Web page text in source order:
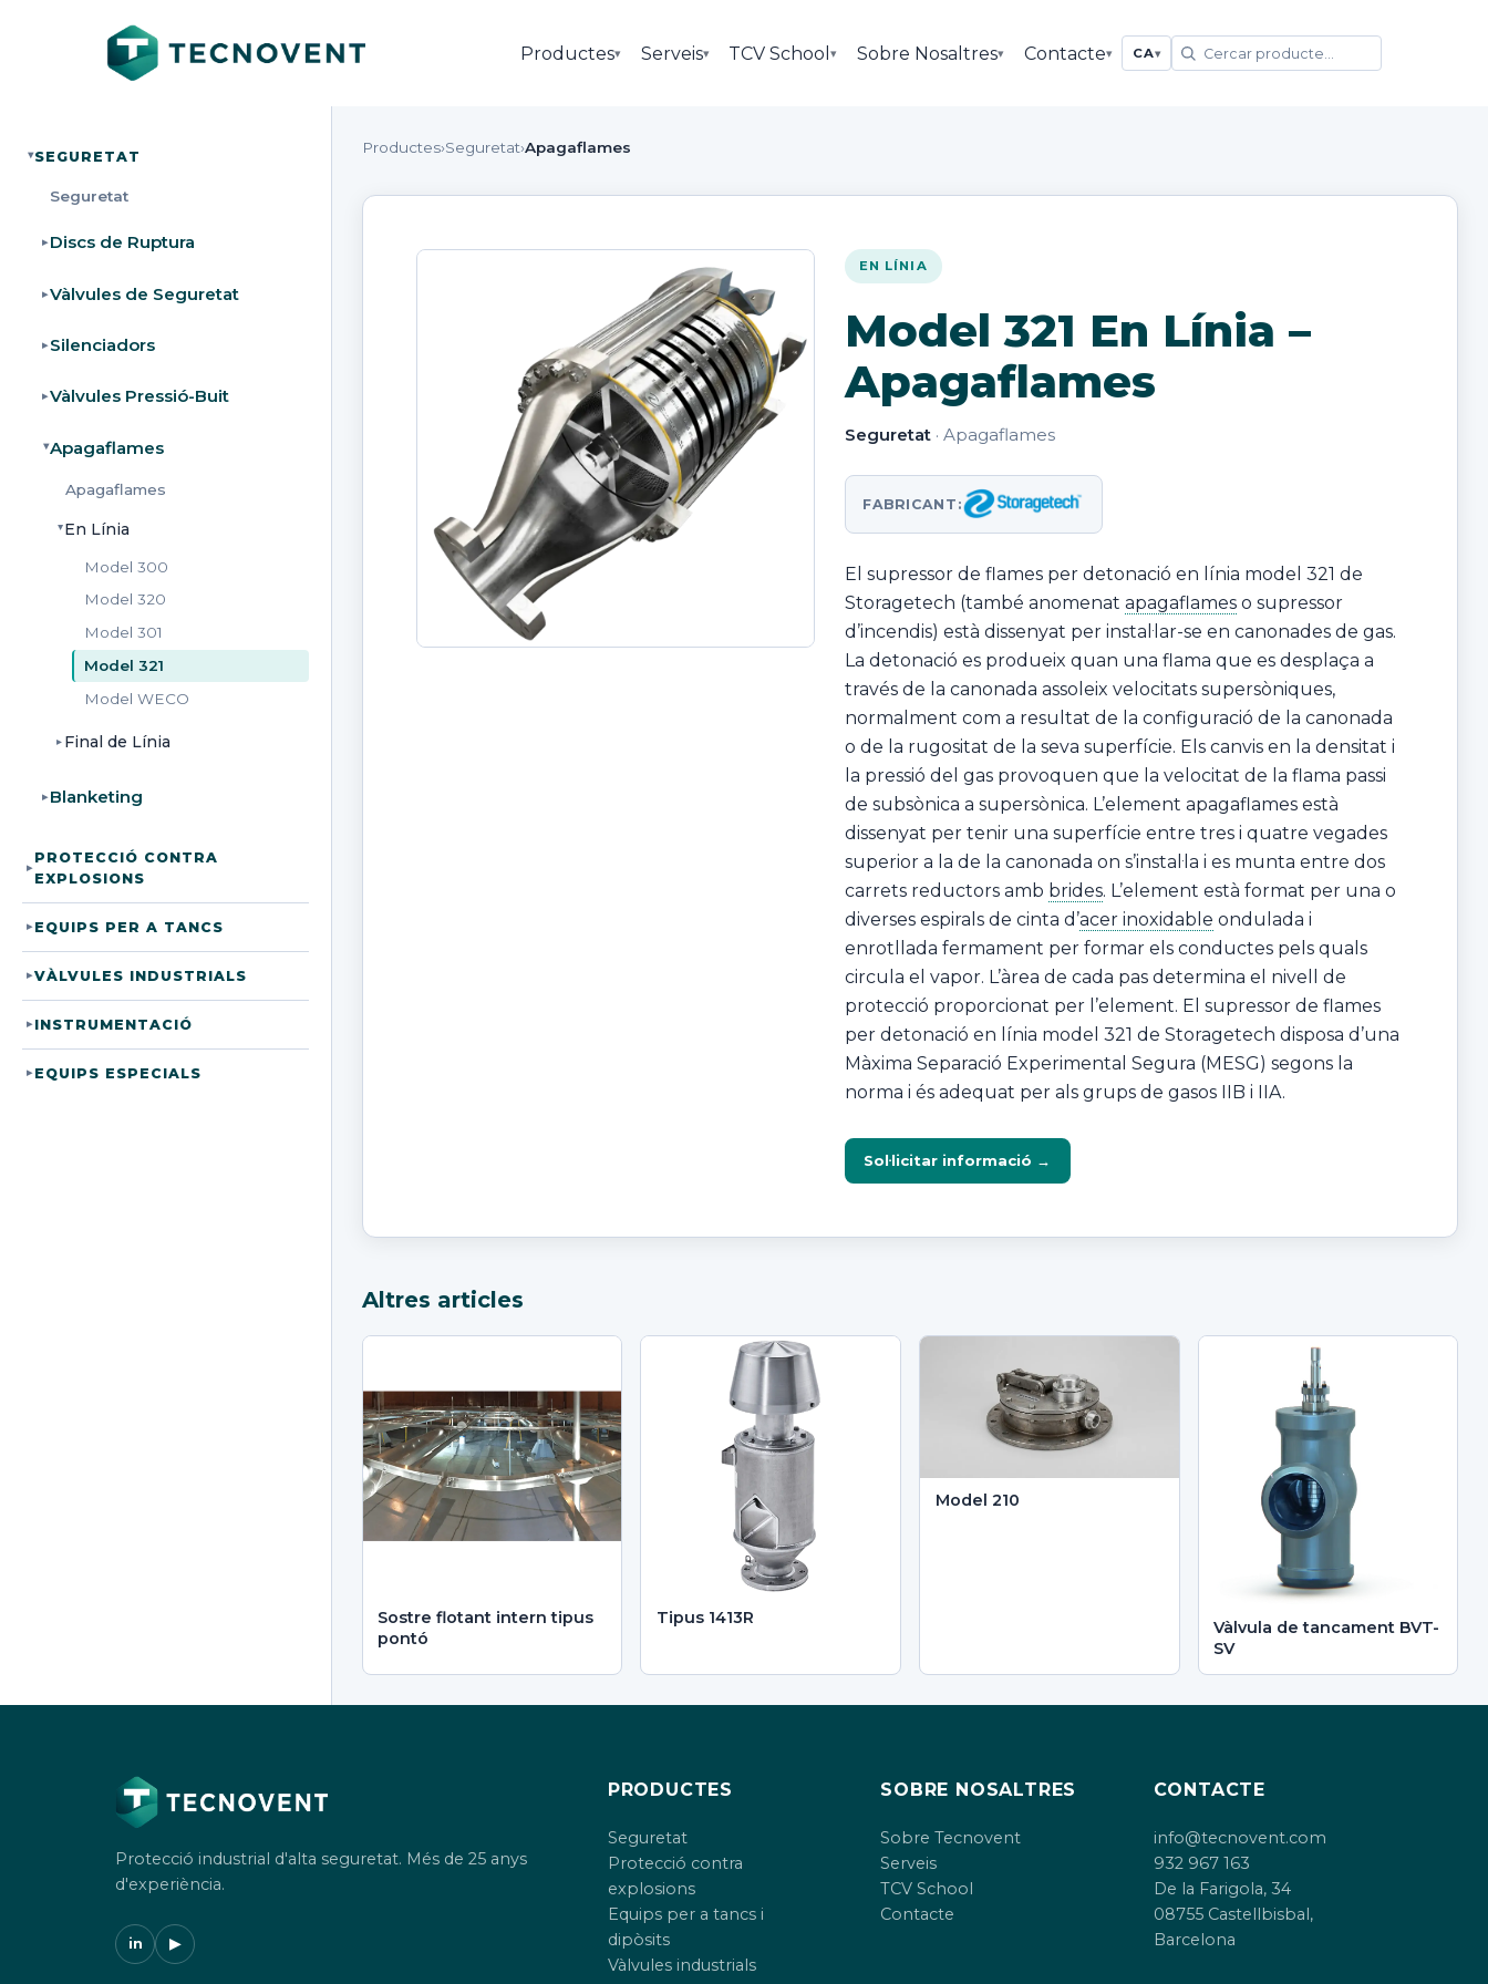
Productes▾ Serveis▾ TCV School▾ Sobre Nosaltres▾ Contacte▾ CA▾
▸SEGURETAT
Seguretat
▸ Discs de Ruptura
▸Vàlvules de Seguretat
▸ Silenciadors
▸Vàlvules Pressió-Buit
▸Apagaflames
Apagaflames
▸En Línia
Model 300
Model 320
Model 301
Model 321
Model WECO
▸ Final de Línia
▸ Blanketing
▸
PROTECCIÓ CONTRA
EXPLOSIONS
▸EQUIPS PER A TANCS
▸VÀLVULES INDUSTRIALS
▸INSTRUMENTACIÓ
▸EQUIPS ESPECIALS
Productes›Seguretat›Apagaflames
EN LÍNIA
Model 321 En Línia –
Apagaflames
Seguretat· Apagaflames
FABRICANT:
El supressor de flames per detonació en línia model 321 de
Storagetech (també anomenat apagaflameso supressor
d’incendis) està dissenyat per instal·lar-se en canonades de gas.
La detonació es produeix quan una flama que es desplaça a
través de la canonada assoleix velocitats supersòniques,
normalment com a resultat de la configuració de la canonada
o de la rugositat de la seva superfície. Els canvis en la densitat i
la pressió del gas provoquen que la velocitat de la flama passi
de subsònica a supersònica. L’element apagaflames està
dissenyat per tenir una superfície entre tres i quatre vegades
superior a la de la canonada on s’instal·la i es munta entre dos
carrets reductors amb brides. L’element està format per una o
diverses espirals de cinta d’acer inoxidable ondulada i
enrotllada fermament per formar els conductes pels quals
circula el vapor. L’àrea de cada pas determina el nivell de
protecció proporcionat per l’element. El supressor de flames
per detonació en línia model 321 de Storagetech disposa d’una
Màxima Separació Experimental Segura (MESG) segons la
norma i és adequat per als grups de gasos IIB i IIA.
Sol·licitar informació →
Altres articles
Sostre flotant intern tipus
pontó
Tipus 1413R
Model 210
Vàlvula de tancament BVT-
SV
Protecció industrial d'alta seguretat. Més de 25 anys
d'experiència.
in ▶
PRODUCTES
Seguretat
Protecció contra
explosions
Equips per a tancs i
dipòsits
Vàlvules industrials
SOBRE NOSALTRES
Sobre Tecnovent
Serveis
TCV School
Contacte
CONTACTE
info@tecnovent.com
932 967 163
De la Farigola, 34
08755 Castellbisbal,
Barcelona